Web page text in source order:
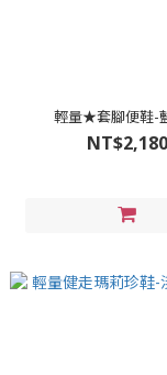
輕量★套腳便鞋-
NT$2,180